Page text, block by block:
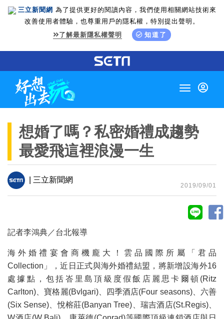
三立新聞網 為了提供更好的閱讀內容，我們使用相關網站技術來
改善使用者體驗，也尊重用戶的隱私權，特別提出聲明。
了解最新隱私權聲明
知道了
Toggle
想婚了嗎？私密婚禮成趨勢
最愛飛這裡浪漫一生
| 三立新聞網
2019/09/01
記者李鴻典／台北報導
海外婚禮宴會商機龐大！雲品國際所屬「君品
Collection」，近日正式與海外婚禮結盟，將新增設海外16
處據點，包括峇里島頂級度假飯店麗思卡爾頓(Ritz
Carlton)、寶格麗(Bvlgari)、四季酒店(Four seasons)、六善
(Six Sense)、悅榕莊(Banyan Tree)、瑞吉酒店(St.Regis)、